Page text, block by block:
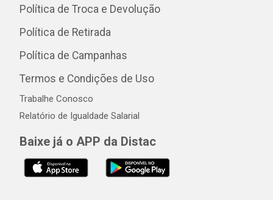
Política de Troca e Devolução
Política de Retirada
Política de Campanhas
Termos e Condições de Uso
Trabalhe Conosco
Relatório de Igualdade Salarial
Baixe já o APP da Distac